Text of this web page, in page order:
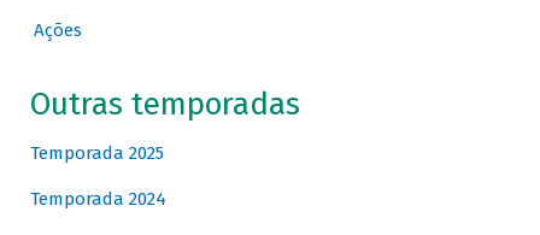
Ações
Outras temporadas
Temporada 2025
Temporada 2024